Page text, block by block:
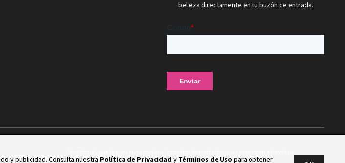
belleza directamente en tu buzón de entrada.
nuestro sitio como parte de nuestras asociaciones de afiliación con minoristas.
y publicidad. Consulta nuestra Política de Privacidad y Términos de Uso para obtener